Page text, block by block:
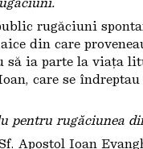
rugăciuni
din care
ia parte la viața
care se
pentru rugăciunea
Apostol Ioan